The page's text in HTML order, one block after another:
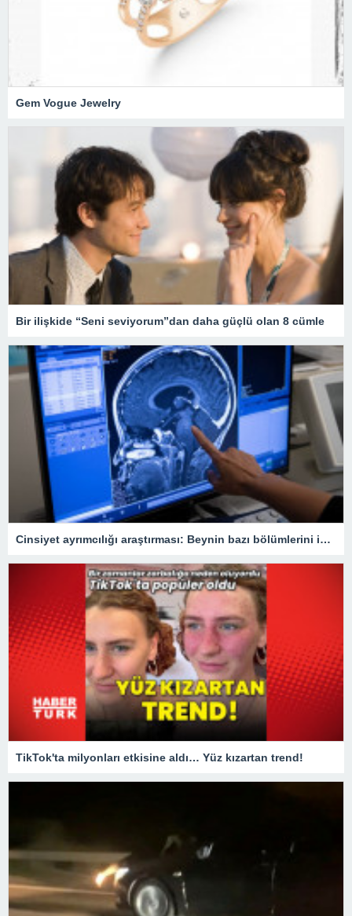
Gem Vogue Jewelry
Bir ilişkide “Seni seviyorum”dan daha güçlü olan 8 cümle
Cinsiyet ayrımcılığı araştırması: Beynin bazı bölümlerini inceltebiliyor
TikTok'ta milyonları etkisine aldı… Yüz kızartan trend!